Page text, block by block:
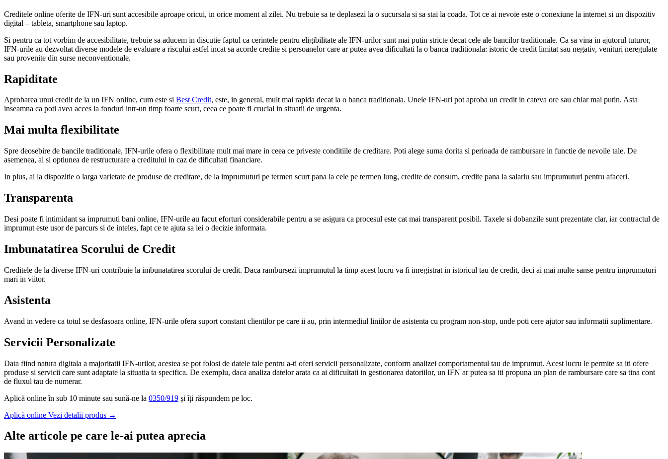
Creditele online oferite de IFN-uri sunt accesibile aproape oricui, in orice moment al zilei. Nu trebuie sa te deplasezi la o sucursala si sa stai la coada. Tot ce ai nevoie este o conexiune la internet si un dispozitiv
digital – tableta, smartphone sau laptop.
Si pentru ca tot vorbim de accesibilitate, trebuie sa aducem in discutie faptul ca cerintele pentru eligibilitate ale IFN-urilor sunt mai putin stricte decat cele ale bancilor traditionale. Ca sa vina in ajutorul tuturor,
IFN-urile au dezvoltat diverse modele de evaluare a riscului astfel incat sa acorde credite si persoanelor care ar putea avea dificultati la o banca traditionala: istoric de credit limitat sau negativ, venituri neregulate
sau provenite din surse neconventionale.
Rapiditate
Aprobarea unui credit de la un IFN online, cum este si Best Credit, este, in general, mult mai rapida decat la o banca traditionala. Unele IFN-uri pot aproba un credit in cateva ore sau chiar mai putin. Asta
inseamna ca poti avea acces la fonduri intr-un timp foarte scurt, ceea ce poate fi crucial in situatii de urgenta.
Mai multa flexibilitate
Spre deosebire de bancile traditionale, IFN-urile ofera o flexibilitate mult mai mare in ceea ce priveste conditiile de creditare. Poti alege suma dorita si perioada de rambursare in functie de nevoile tale. De
asemenea, ai si optiunea de restructurare a creditului in caz de dificultati financiare.
In plus, ai la dispozitie o larga varietate de produse de creditare, de la imprumuturi pe termen scurt pana la cele pe termen lung, credite de consum, credite pana la salariu sau imprumuturi pentru afaceri.
Transparenta
Desi poate fi intimidant sa imprumuti bani online, IFN-urile au facut eforturi considerabile pentru a se asigura ca procesul este cat mai transparent posibil. Taxele si dobanzile sunt prezentate clar, iar contractul de
imprumut este usor de parcurs si de inteles, fapt ce te ajuta sa iei o decizie informata.
Imbunatatirea Scorului de Credit
Creditele de la diverse IFN-uri contribuie la imbunatatirea scorului de credit. Daca rambursezi imprumutul la timp acest lucru va fi inregistrat in istoricul tau de credit, deci ai mai multe sanse pentru imprumuturi
mari in viitor.
Asistenta
Avand in vedere ca totul se desfasoara online, IFN-urile ofera suport constant clientilor pe care ii au, prin intermediul liniilor de asistenta cu program non-stop, unde poti cere ajutor sau informatii suplimentare.
Servicii Personalizate
Data fiind natura digitala a majoritatii IFN-urilor, acestea se pot folosi de datele tale pentru a-ti oferi servicii personalizate, conform analizei comportamentul tau de imprumut. Acest lucru le permite sa iti ofere
produse si servicii care sunt adaptate la situatia ta specifica. De exemplu, daca analiza datelor arata ca ai dificultati in gestionarea datoriilor, un IFN ar putea sa iti propuna un plan de rambursare care sa tina cont
de fluxul tau de numerar.
Aplică online în sub 10 minute sau sună-ne la 0350/919 și îți răspundem pe loc.
Aplică online Vezi detalii produs →
Alte articole pe care le-ai putea aprecia